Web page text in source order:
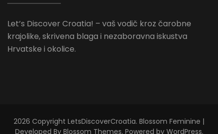
Let’s Discover Croatia! – vaš vodič kroz čarobne
krajolike, skrivena blaga i nezaboravna iskustva
Hrvatske i okolice.
2026 Copyright LetsDiscoverCroatia. Blossom Feminine |
Developed By Blossom Themes. Powered by WordPress.